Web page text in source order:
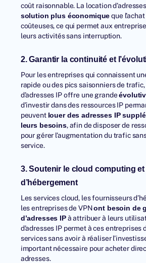
coût raisonnable. La location
solution plus économiqueque
coûteuses, ce qui permet aux
leurs activités sans interruption.
2. Garantir la continuité et
Pour les entreprises qui connaissent
rapide ou des pics saisonniers de
d’adresses IP offre une grande
d’investir dans des ressources IP
peuvent louer des adresses IP
leurs besoins, afin de disposer de
pour gérer l’augmentation du trafic
service.
3. Soutenir le cloud computing
d’hébergement
Les services cloud, les fournisseurs
les entreprises de VPNont besoin de
d’adresses IPà attribuer à leurs
d’adresses IP permet à ces entreprises
services sans avoir à réaliser
important nécessaire pour acheter
adresses.